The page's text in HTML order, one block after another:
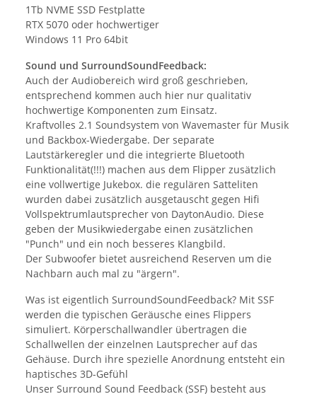
1Tb NVME SSD Festplatte
RTX 5070 oder hochwertiger
Windows 11 Pro 64bit
Sound und SurroundSoundFeedback:
Auch der Audiobereich wird groß geschrieben,
entsprechend kommen auch hier nur qualitativ
hochwertige Komponenten zum Einsatz.
Kraftvolles 2.1 Soundsystem von Wavemaster für Musik
und Backbox-Wiedergabe. Der separate
Lautstärkeregler und die integrierte Bluetooth
Funktionalität(!!!) machen aus dem Flipper zusätzlich
eine vollwertige Jukebox. die regulären Satteliten
wurden dabei zusätzlich ausgetauscht gegen Hifi
Vollspektrumlautsprecher von DaytonAudio. Diese
geben der Musikwiedergabe einen zusätzlichen
"Punch" und ein noch besseres Klangbild.
Der Subwoofer bietet ausreichend Reserven um die
Nachbarn auch mal zu "ärgern".
Was ist eigentlich SurroundSoundFeedback? Mit SSF
werden die typischen Geräusche eines Flippers
simuliert. Körperschallwandler übertragen die
Schallwellen der einzelnen Lautsprecher auf das
Gehäuse. Durch ihre spezielle Anordnung entsteht ein
haptisches 3D-Gefühl
Unser Surround Sound Feedback (SSF) besteht aus